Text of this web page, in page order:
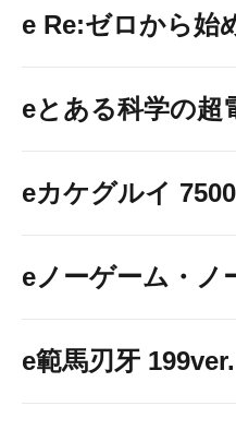
e Re:ゼロから始
eとある科学の超
eカケグルイ
eノーゲーム・ノ
e範馬刃牙 199ver.